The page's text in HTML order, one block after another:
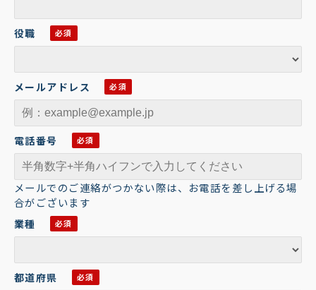
役職
メールアドレス
電話番号
メールでのご連絡がつかない際は、お電話を差し上げる場
合がございます
業種
都道府県